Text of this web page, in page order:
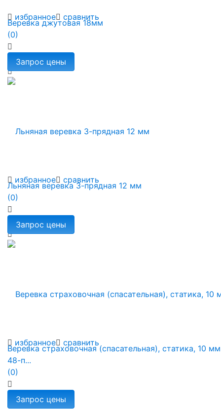
избранное сравнить
избранное сравнить
Веревка джутовая 18мм
(0)
избранное сравнить
Льняная веревка 3-прядная 12 мм
(0)
Веревка страховочная (спасательная), статика, 10
48-п...
(0)